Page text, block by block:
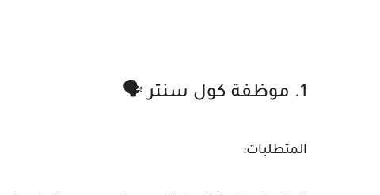
1. موظفة كول سنتر 🗣️
المتطلبات: